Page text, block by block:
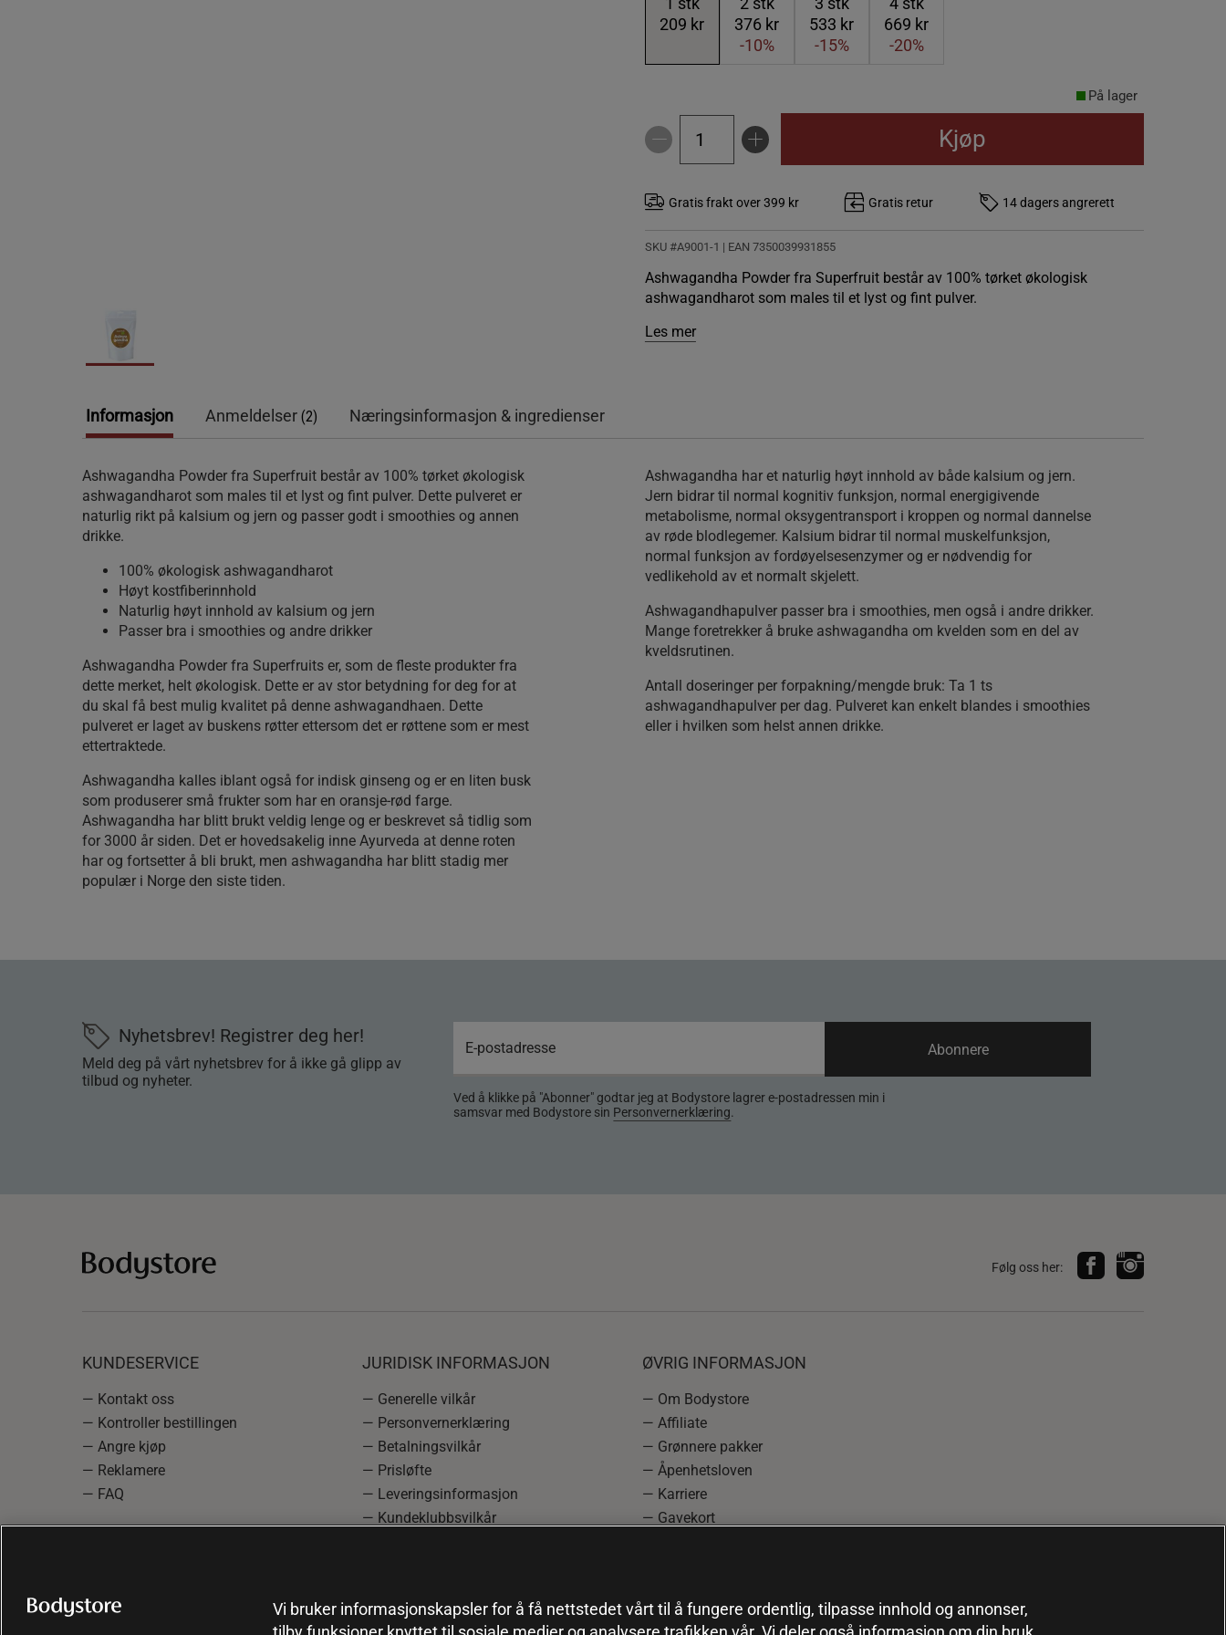
209 kr
376 kr
-10%
533 kr
-15%
669 kr
-20%
På lager
Kjøp
Gratis frakt over 399 kr Gratis retur 14 dagers angrerett
SKU #A9001-1 | EAN 7350039931855
Ashwagandha Powder fra Superfruit består av 100% tørket økologisk
ashwagandharot som males til et lyst og fint pulver.
Les mer
Informasjon Anmeldelser (2) Næringsinformasjon & ingredienser
Ashwagandha Powder fra Superfruit består av 100% tørket økologisk
ashwagandharot som males til et lyst og fint pulver. Dette pulveret er
naturlig rikt på kalsium og jern og passer godt i smoothies og annen
drikke.
100% økologisk ashwagandharot
Høyt kostfiberinnhold
Naturlig høyt innhold av kalsium og jern
Passer bra i smoothies og andre drikker
Ashwagandha Powder fra Superfruits er, som de fleste produkter fra
dette merket, helt økologisk. Dette er av stor betydning for deg for at
du skal få best mulig kvalitet på denne ashwagandhaen. Dette
pulveret er laget av buskens røtter ettersom det er røttene som er mest
ettertraktede.
Ashwagandha kalles iblant også for indisk ginseng og er en liten busk
som produserer små frukter som har en oransje-rød farge.
Ashwagandha har blitt brukt veldig lenge og er beskrevet så tidlig som
for 3000 år siden. Det er hovedsakelig inne Ayurveda at denne roten
har og fortsetter å bli brukt, men ashwagandha har blitt stadig mer
populær i Norge den siste tiden.
Ashwagandha har et naturlig høyt innhold av både kalsium og jern.
Jern bidrar til normal kognitiv funksjon, normal energigivende
metabolisme, normal oksygentransport i kroppen og normal dannelse
av røde blodlegemer. Kalsium bidrar til normal muskelfunksjon,
normal funksjon av fordøyelsesenzymer og er nødvendig for
vedlikehold av et normalt skjelett.
Ashwagandhapulver passer bra i smoothies, men også i andre drikker.
Mange foretrekker å bruke ashwagandha om kvelden som en del av
kveldsrutinen.
Antall doseringer per forpakning/mengde bruk: Ta 1 ts
ashwagandhapulver per dag. Pulveret kan enkelt blandes i smoothies
eller i hvilken som helst annen drikke.
Nyhetsbrev! Registrer deg her!
Meld deg på vårt nyhetsbrev for å ikke gå glipp av
tilbud og nyheter.
Ved å klikke på "Abonner" godtar jeg at Bodystore lagrer e-postadressen min i
samsvar med Bodystore sin Personvernerklæring.
Abonnere
Følg oss her:
KUNDESERVICE
— Kontakt oss
— Kontroller bestillingen
— Angre kjøp
— Reklamere
— FAQ
JURIDISK INFORMASJON
— Generelle vilkår
— Personvernerklæring
— Betalningsvilkår
— Prisløfte
— Leveringsinformasjon
— Kundeklubbsvilkår
ØVRIG INFORMASJON
— Om Bodystore
— Affiliate
— Grønnere pakker
— Åpenhetsloven
— Karriere
— Gavekort
Vi bruker informasjonskapsler for å få nettstedet vårt til å fungere ordentlig, tilpasse innhold og annonser,